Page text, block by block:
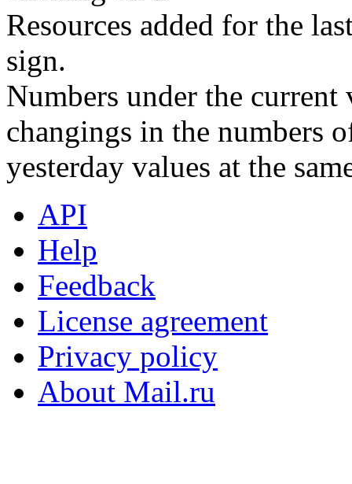
Resources added for the
sign.
Numbers under the
changings in the numbers
yesterday values at the
API
Help
Feedback
License agreement
Privacy policy
About Mail.ru